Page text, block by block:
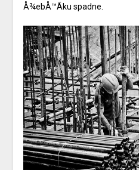
Å¾ebÅ™Ã­ku spadne.